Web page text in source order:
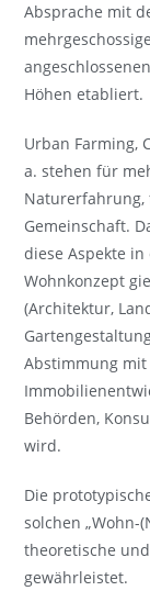
Absprache mit
Höhen etabliert.
Urban Farming,
a. stehen für
Naturerfahrung,
Gemeinschaft.
diese Aspekte
Wohnkonzept
(Architektur,
Abstimmung
Behörden,
wird.
Die
solchen „Wohn-
theoretische
gewährleistet.